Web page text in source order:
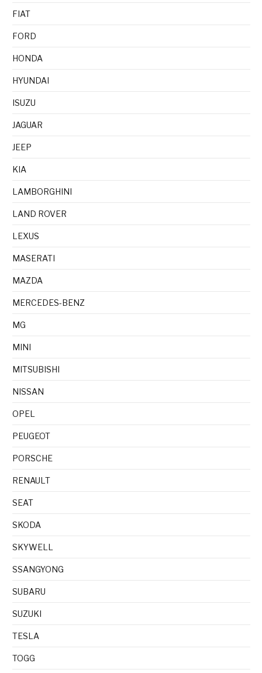
FIAT
FORD
HONDA
HYUNDAI
ISUZU
JAGUAR
JEEP
KIA
LAMBORGHINI
LAND ROVER
LEXUS
MASERATI
MAZDA
MERCEDES-BENZ
MG
MINI
MITSUBISHI
NISSAN
OPEL
PEUGEOT
PORSCHE
RENAULT
SEAT
SKODA
SKYWELL
SSANGYONG
SUBARU
SUZUKI
TESLA
TOGG